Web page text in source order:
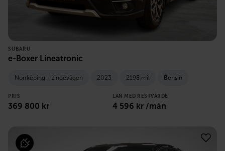
SUBARU
e-Boxer Lineatronic
Norrköping - Lindövägen 2023 2198 mil Bensin
PRIS
369 800 kr
LÅN MED RESTVÄRDE
4 596 kr /mån